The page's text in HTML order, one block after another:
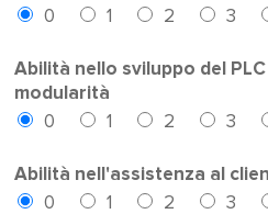
0 1 2 3
Abilità nello sviluppo del
modularità
0 1 2 3
Abilità nell'assistenza al
0 1 2 3